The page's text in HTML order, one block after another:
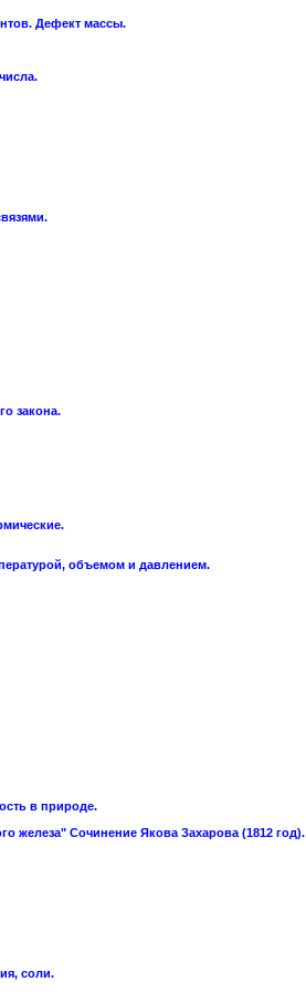
Дефект массы.
закона.
объемом и давлением.
в природе.
железа" Сочинение Якова Захарова (1812 год).
соли.